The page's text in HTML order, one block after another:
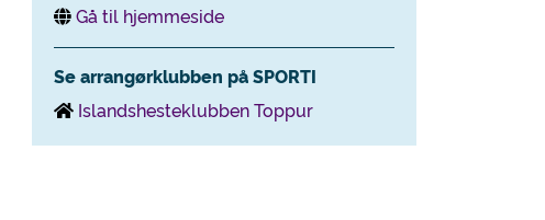
Gå til hjemmeside
Se arrangørklubben på SPORTI
Islandshesteklubben Toppur